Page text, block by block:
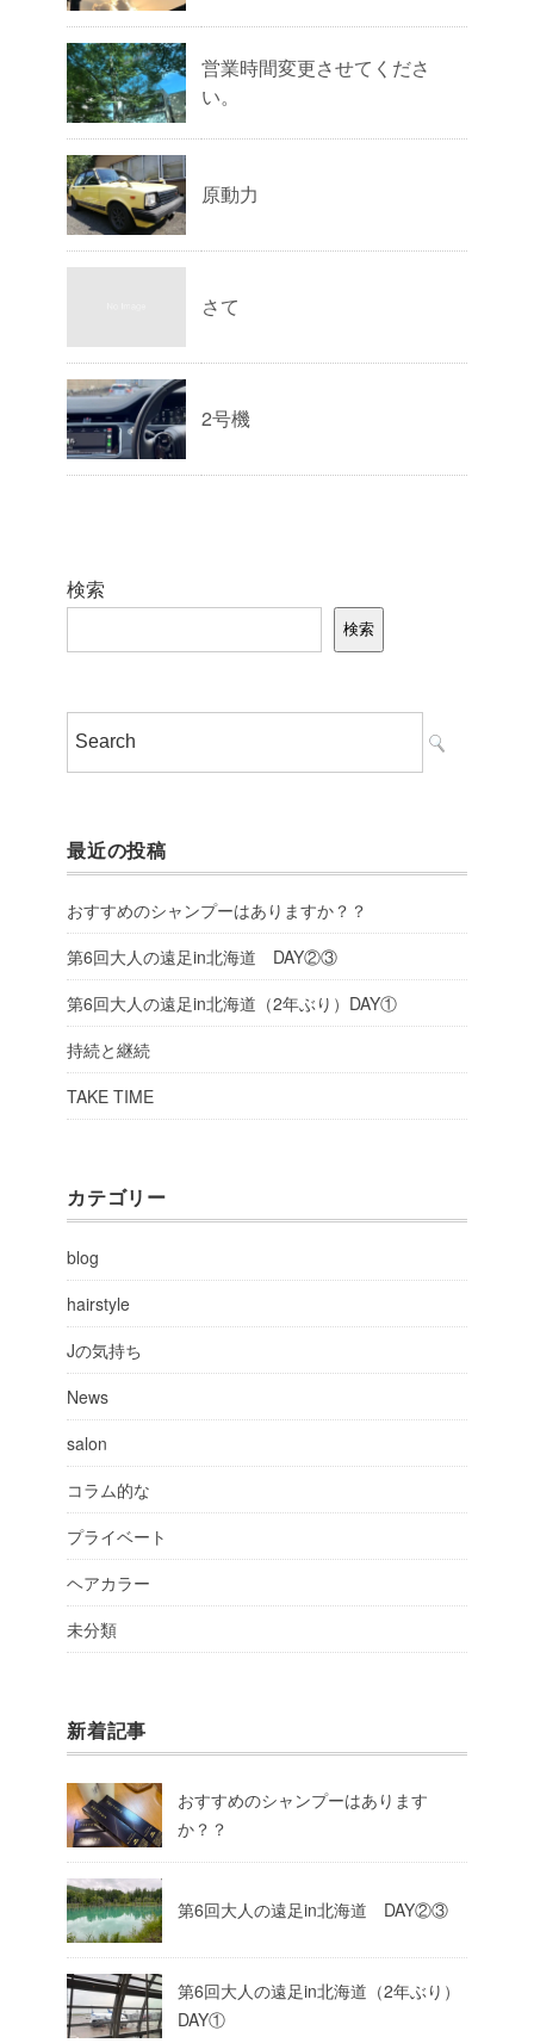
営業時間変更させてくださ
い。
原動力
さて
2号機
検索
検索
最近の投稿
おすすめのシャンプーはありますか？？
第6回大人の遠足in北海道 DAY②③
第6回大人の遠足in北海道（2年ぶり）DAY①
持続と継続
TAKE TIME
カテゴリー
blog
hairstyle
Jの気持ち
News
salon
コラム的な
プライベート
ヘアカラー
未分類
新着記事
おすすめのシャンプーはあります
か？？
第6回大人の遠足in北海道 DAY②③
第6回大人の遠足in北海道（2年ぶり）
DAY①